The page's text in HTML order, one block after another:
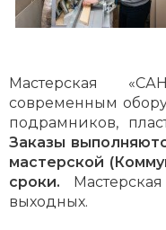
Мастерская
современным
подрамников,
Заказы
мастерской
сроки.
выходных.